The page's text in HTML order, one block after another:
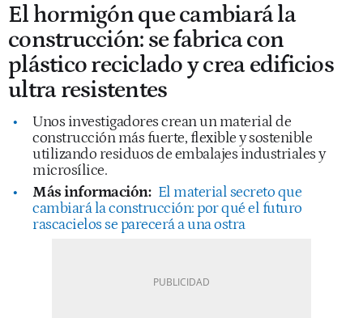
El hormigón que cambiará la
construcción: se fabrica con
plástico reciclado y crea edificios
ultra resistentes
Unos investigadores crean un material de
construcción más fuerte, flexible y sostenible
utilizando residuos de embalajes industriales y
microsílice.
Más información: El material secreto que
cambiará la construcción: por qué el futuro
rascacielos se parecerá a una ostra